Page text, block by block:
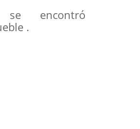
encontró
.